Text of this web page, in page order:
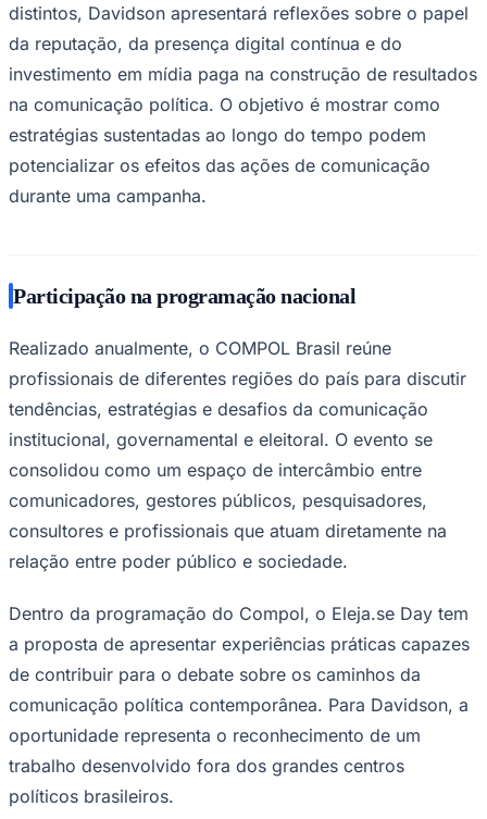
São Paulo
distintos, Davidson apresentará reflexões sobre o papel
da reputação, da presença digital contínua e do
investimento em mídia paga na construção de resultados
na comunicação política. O objetivo é mostrar como
estratégias sustentadas ao longo do tempo podem
potencializar os efeitos das ações de comunicação
durante uma campanha.
Participação na programação nacional
Realizado anualmente, o COMPOL Brasil reúne
profissionais de diferentes regiões do país para discutir
tendências, estratégias e desafios da comunicação
institucional, governamental e eleitoral. O evento se
consolidou como um espaço de intercâmbio entre
comunicadores, gestores públicos, pesquisadores,
consultores e profissionais que atuam diretamente na
relação entre poder público e sociedade.
Dentro da programação do Compol, o Eleja.se Day tem
a proposta de apresentar experiências práticas capazes
de contribuir para o debate sobre os caminhos da
comunicação política contemporânea. Para Davidson, a
oportunidade representa o reconhecimento de um
trabalho desenvolvido fora dos grandes centros
políticos brasileiros.